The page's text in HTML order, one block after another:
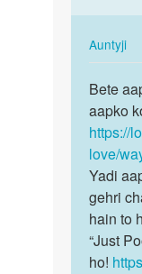
karna
hai
AuntyjiIn
to
hai
by
Bete
aap
yeh
padh
lijye…
Bete
aapko
https://
love/
Yadi
gehri
hain to
“Just
ho!